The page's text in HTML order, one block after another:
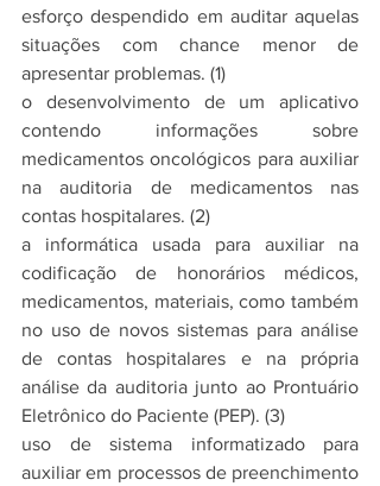
esforço despendido em auditar aquelas
situações com chance menor de
apresentar problemas. (1)
o desenvolvimento de um aplicativo
contendo informações sobre
medicamentos oncológicos para auxiliar
na auditoria de medicamentos nas
contas hospitalares. (2)
a informática usada para auxiliar na
codificação de honorários médicos,
medicamentos, materiais, como também
no uso de novos sistemas para análise
de contas hospitalares e na própria
análise da auditoria junto ao Prontuário
Eletrônico do Paciente (PEP). (3)
uso de sistema informatizado para
auxiliar em processos de preenchimento